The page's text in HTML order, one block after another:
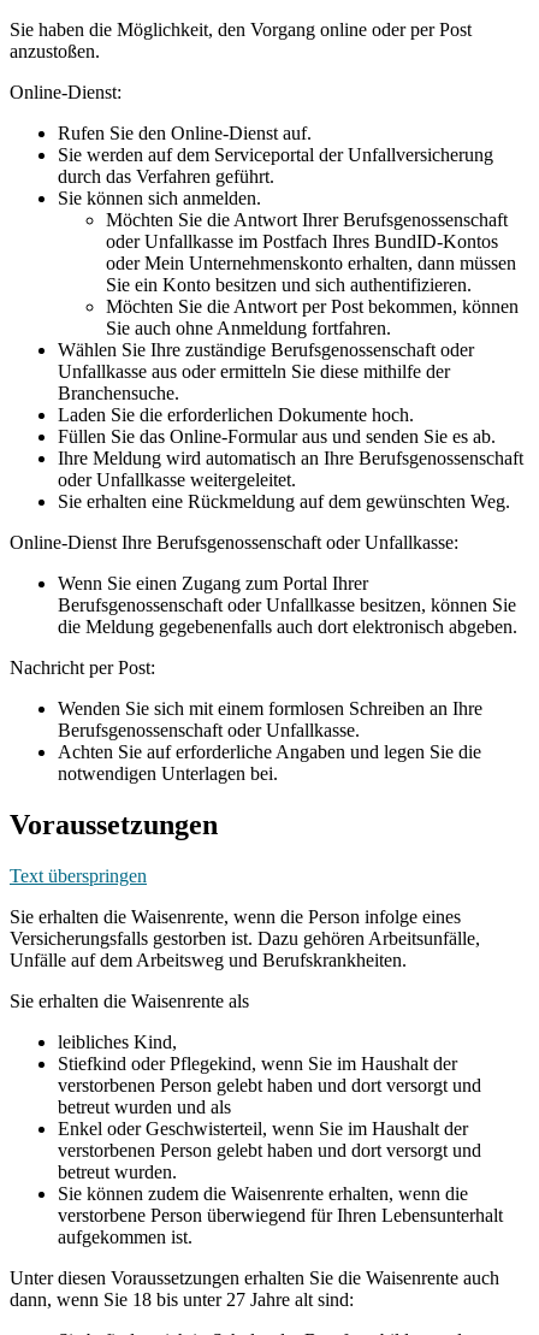
Sie haben die Möglichkeit, den Vorgang online oder per Post
anzustoßen.
Online-Dienst:
Rufen Sie den Online-Dienst auf.
Sie werden auf dem Serviceportal der Unfallversicherung
durch das Verfahren geführt.
Sie können sich anmelden.
Möchten Sie die Antwort Ihrer Berufsgenossenschaft
oder Unfallkasse im Postfach Ihres BundID-Kontos
oder Mein Unternehmenskonto erhalten, dann müssen
Sie ein Konto besitzen und sich authentifizieren.
Möchten Sie die Antwort per Post bekommen, können
Sie auch ohne Anmeldung fortfahren.
Wählen Sie Ihre zuständige Berufsgenossenschaft oder
Unfallkasse aus oder ermitteln Sie diese mithilfe der
Branchensuche.
Laden Sie die erforderlichen Dokumente hoch.
Füllen Sie das Online-Formular aus und senden Sie es ab.
Ihre Meldung wird automatisch an Ihre Berufsgenossenschaft
oder Unfallkasse weitergeleitet.
Sie erhalten eine Rückmeldung auf dem gewünschten Weg.
Online-Dienst Ihre Berufsgenossenschaft oder Unfallkasse:
Wenn Sie einen Zugang zum Portal Ihrer
Berufsgenossenschaft oder Unfallkasse besitzen, können Sie
die Meldung gegebenenfalls auch dort elektronisch abgeben.
Nachricht per Post:
Wenden Sie sich mit einem formlosen Schreiben an Ihre
Berufsgenossenschaft oder Unfallkasse.
Achten Sie auf erforderliche Angaben und legen Sie die
notwendigen Unterlagen bei.
Voraussetzungen
Text überspringen
Sie erhalten die Waisenrente, wenn die Person infolge eines
Versicherungsfalls gestorben ist. Dazu gehören Arbeitsunfälle,
Unfälle auf dem Arbeitsweg und Berufskrankheiten.
Sie erhalten die Waisenrente als
leibliches Kind,
Stiefkind oder Pflegekind, wenn Sie im Haushalt der
verstorbenen Person gelebt haben und dort versorgt und
betreut wurden und als
Enkel oder Geschwisterteil, wenn Sie im Haushalt der
verstorbenen Person gelebt haben und dort versorgt und
betreut wurden.
Sie können zudem die Waisenrente erhalten, wenn die
verstorbene Person überwiegend für Ihren Lebensunterhalt
aufgekommen ist.
Unter diesen Voraussetzungen erhalten Sie die Waisenrente auch
dann, wenn Sie 18 bis unter 27 Jahre alt sind: